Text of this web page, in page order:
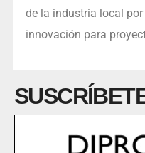
de la industria local
innovación para